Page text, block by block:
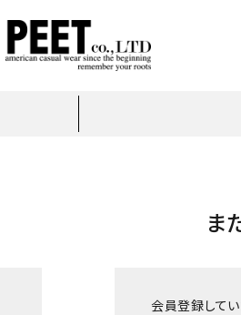
ま
会員登録してい